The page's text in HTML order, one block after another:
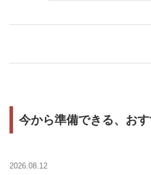
今から準備できる、お
2026.08.12